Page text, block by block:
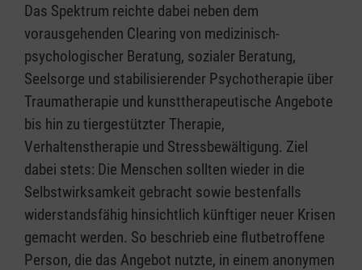
Das Spektrum reichte dabei neben dem
vorausgehenden Clearing von medizinisch-
psychologischer Beratung, sozialer Beratung,
Seelsorge und stabilisierender Psychotherapie über
Traumatherapie und kunsttherapeutische Angebote
bis hin zu tiergestützter Therapie,
Verhaltenstherapie und Stressbewältigung. Ziel
dabei stets: Die Menschen sollten wieder in die
Selbstwirksamkeit gebracht sowie bestenfalls
widerstandsfähig hinsichtlich künftiger neuer Krisen
gemacht werden. So beschrieb eine flutbetroffene
Person, die das Angebot nutzte, in einem anonymen